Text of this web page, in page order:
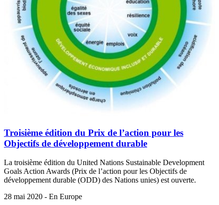
Troisième édition du Prix de l’action pour les
Objectifs de développement durable
La troisième édition du United Nations Sustainable Development
Goals Action Awards (Prix de l’action pour les Objectifs de
développement durable (ODD) des Nations unies) est ouverte.
28 mai 2020 - En Europe